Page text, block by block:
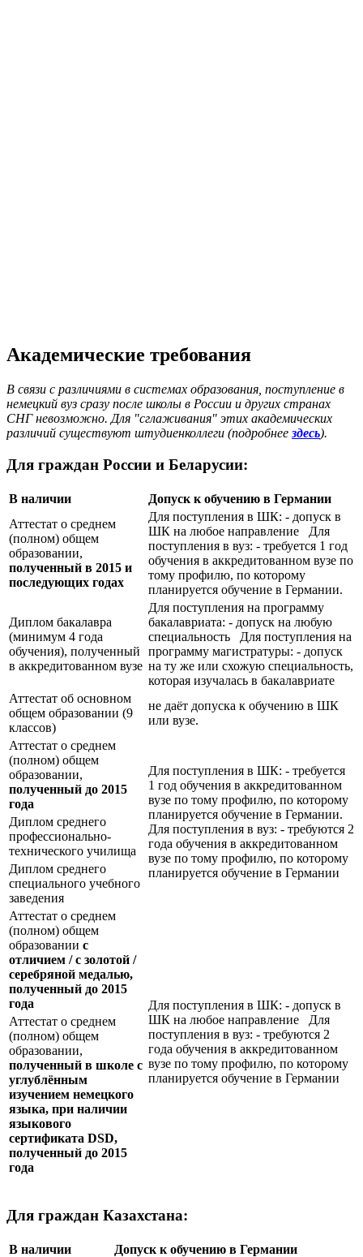
Академические требования
В связи с различиями в системах образования, поступление в
немецкий вуз сразу после школы в России и других странах
СНГ невозможно. Для "сглаживания" этих академических
различий существуют штудиенколлеги (подробнее здесь).
Для граждан России и Беларусии:
В наличии
Допуск к обучению в Германии
Аттестат о среднем
(полном) общем
образовании,
полученный в 2015 и
последующих годах
Для поступления в ШК: - допуск в
ШК на любое направление Для
поступления в вуз: - требуется 1 год
обучения в аккредитованном вузе по
тому профилю, по которому
планируется обучение в Германии.
Диплом бакалавра
(минимум 4 года
обучения), полученный
в аккредитованном вузе
Для поступления на программу
бакалавриата: - допуск на любую
специальность Для поступления на
программу магистратуры: - допуск
на ту же или схожую специальность,
которая изучалась в бакалавриате
Аттестат об основном
общем образовании (9
классов)
не даёт допуска к обучению в ШК
или вузе.
Аттестат о среднем
(полном) общем
образовании,
полученный до 2015
года
Для поступления в ШК: - требуется
1 год обучения в аккредитованном
вузе по тому профилю, по которому
планируется обучение в Германии.
Для поступления в вуз: - требуются 2
года обучения в аккредитованном
вузе по тому профилю, по которому
планируется обучение в Германии
Диплом среднего
профессионально-
технического училища
Диплом среднего
специального учебного
заведения
Аттестат о среднем
(полном) общем
образовании с
отличием / с золотой /
серебряной медалью,
полученный до 2015
года
Для поступления в ШК: - допуск в
ШК на любое направление Для
поступления в вуз: - требуются 2
года обучения в аккредитованном
вузе по тому профилю, по которому
планируется обучение в Германии
Аттестат о среднем
(полном) общем
образовании,
полученный в школе с
углублённым
изучением немецкого
языка, при наличии
языкового
сертификата DSD,
полученный до 2015
года
Для граждан Казахстана:
В наличии
Допуск к обучению в Германии